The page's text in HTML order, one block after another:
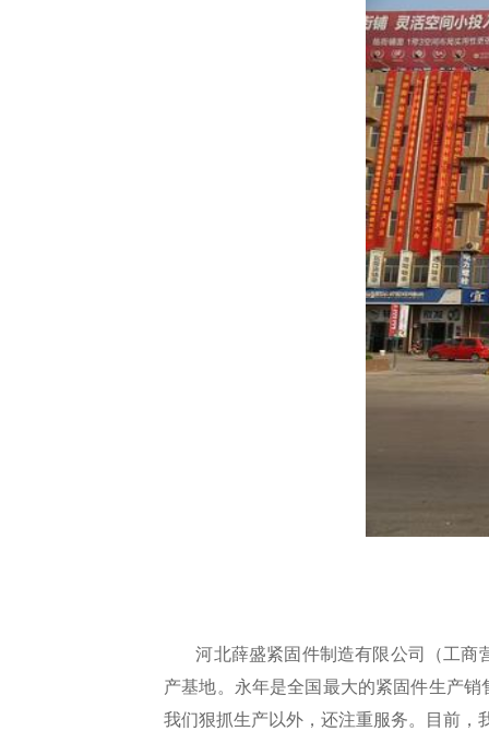
河北薛盛紧固件制造有限公司（工商营
产基地。永年是全国最大的紧固件生产
我们狠抓生产以外，还注重服务。目前，